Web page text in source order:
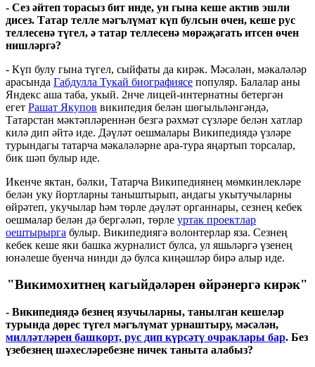
- Сез әйтеп торасыз бит инде, ун гына кеше актив эшли
дисез. Татар телле мәгълүмат күп булсын өчен, кеше рус
теллесенә түгел, ә татар теллесенә мөрәҗәгать итсен өчен
нишләргә?
- Күп булу гына түгел, сыйфаты да кирәк. Мәсәлән, мәкаләләр
арасында Габдулла Тукай биографиясе популяр. Балалар аны
Яндекс аша таба, укый. 2нче лицей-интернатны бетергән
егет Рашат Якупов википедия белән шөгыльләнгәндә,
Татарстан мәктәпләреннән безгә рәхмәт сүзләре белән хатлар
килә дип әйтә иде. Дәүләт оешмалары Википедиядә үзләре
турындагы татарча мәкаләләрне ара-тура яңартып торсалар,
бик шәп булыр иде.
Икенче яктан, бәлки, Татарча Википедиянең мөмкинлекләре
белән уку йортларны таныштырып, андагы укытучыларны
өйрәтеп, укучылар һәм төрле дәүләт органнары, сезнең кебек
оешмалар белән дә бергәләп, төрле уртак проектлар
оештырырга булыр. Википедиягә волонтерлар яза. Сезнең
кебек кеше яки башка журналист булса, ул яшьләргә үзенең
юнәлеше буенча нинди дә булса киңәшләр бирә алыр иде.
"Викимохитнең кагыйдәләрен өйрәнергә кирәк"
- Википедиядә безнең язучыларны, танылган кешеләр
турында дөрес түгел мәгълүмат урнаштыру, мәсәлән,
милләтләрен башкорт, рус дип күрсәтү очраклары бар. Без
үзебезнең шәхесләребезне ничек таныта алабыз?